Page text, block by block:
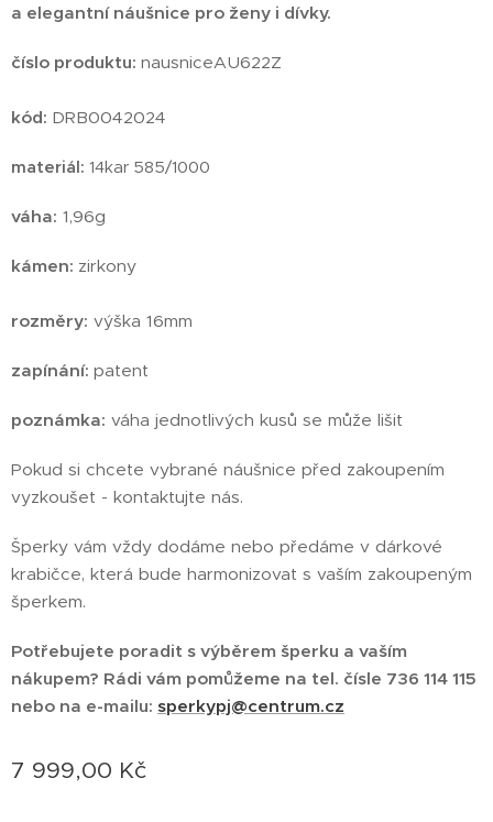
a elegantní náušnice pro ženy i dívky.
číslo produktu: nausniceAU622Z
kód: DRB0042024
materiál: 14kar 585/1000
váha: 1,96g
kámen: zirkony
rozměry: výška 16mm
zapínání: patent
poznámka: váha jednotlivých kusů se může lišit
Pokud si chcete vybrané náušnice před zakoupením
vyzkoušet - kontaktujte nás.
Šperky vám vždy dodáme nebo předáme v dárkové
krabičce, která bude harmonizovat s vaším zakoupeným
šperkem.
Potřebujete poradit s výběrem šperku a vaším
nákupem? Rádi vám pomůžeme na tel. čísle 736 114 115
nebo na e-mailu: sperkypj@centrum.cz
7 999,00 Kč